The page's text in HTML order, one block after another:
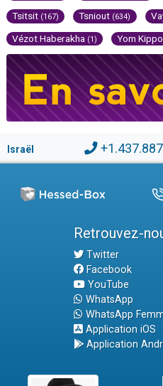
Tsitsit (167) Tsniout (634)
Vézot Haberakha (1) Yom
Israël
Retrouvez-
Twitter
Facebook
YouTube
WhatsApp
WhatsApp
Application iOS
Application